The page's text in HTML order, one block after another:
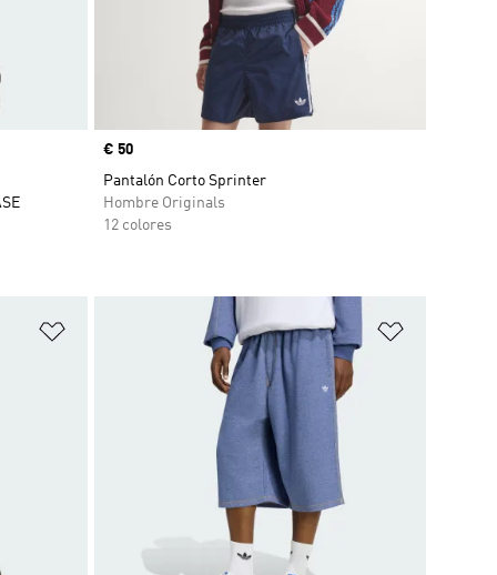
Precio
€ 50
Pantalón Corto Sprinter
Hombre Originals
12 colores
Añadir a la lista de deseos